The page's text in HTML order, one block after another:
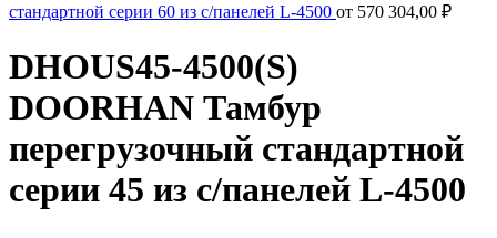
стандартной серии 60 из с/панелей L-4500 от 570 304,00 ₽
DHOUS45-4500(S)
DOORHAN Тамбур
перегрузочный стандартной
серии 45 из с/панелей L-4500